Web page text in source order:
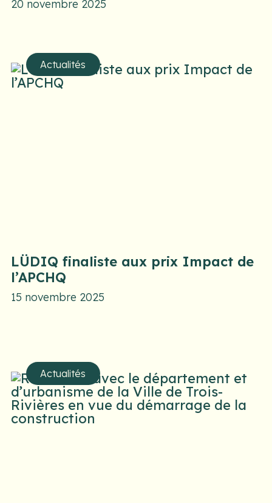
20 novembre 2025
Actualités
LÜDIQ finaliste aux prix Impact de
l’APCHQ
15 novembre 2025
Actualités